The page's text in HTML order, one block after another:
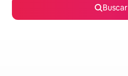
Buscar